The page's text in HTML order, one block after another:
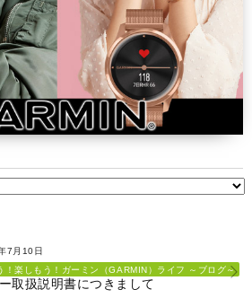
7月10日
！楽しもう！ガーミン（GARMIN）ライフ ～ブログ～
取扱説明書につきまして